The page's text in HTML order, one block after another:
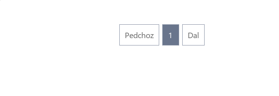
Pedchoz 1 Dal